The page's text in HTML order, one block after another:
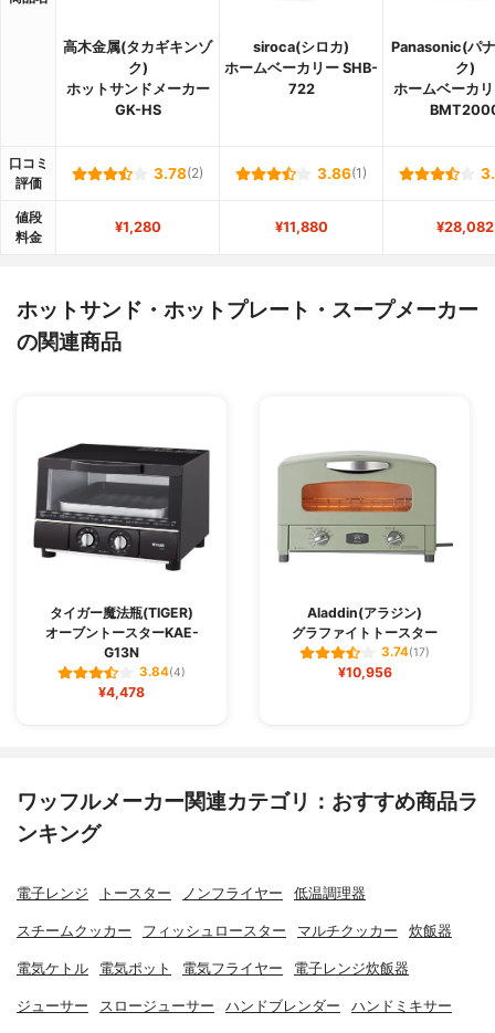
高木金属(タカギキンゾ
ク)
ホットサンドメーカー
GK-HS
siroca(シロカ)
ホームベーカリー SHB-
722
Panasonic(パ
ク)
ホームベーカ
口コミ
評価
3.78(2) 3.86(1)
値段
料金
¥1,280 ¥11,880 ¥28,082
ホットサンド・ホットプレート・スープメーカー
の関連商品
タイガー魔法瓶(TIGER)
オーブントースターKAE-
G13N
3.84(4)
¥4,478
Aladdin(アラジン)
グラファイトトースター
3.74(17)
¥10,956
ワッフルメーカー関連カテゴリ：おすすめ商品ラ
ンキング
電子レンジ トースター ノンフライヤー 低温調理器
スチームクッカー フィッシュロースター マルチクッカー 炊飯器
電気ケトル 電気ポット 電気フライヤー 電子レンジ炊飯器
ジューサー スロージューサー ハンドブレンダー ハンドミキサー